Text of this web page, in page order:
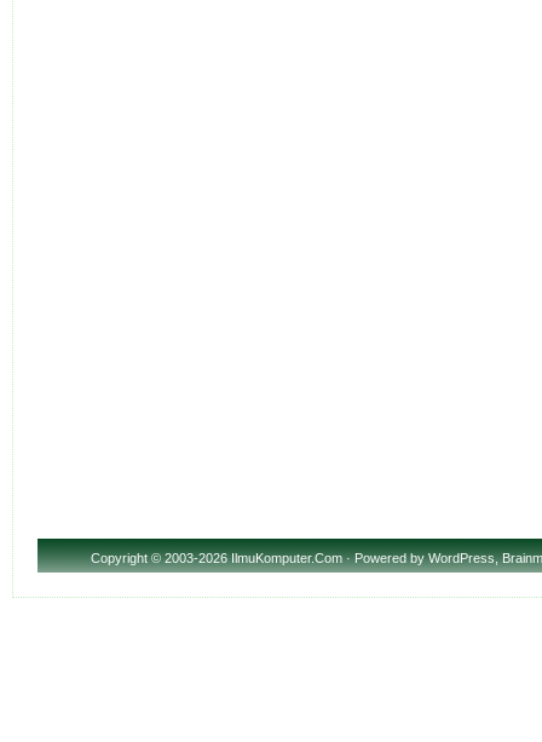
Copyright© 2003-2026 IlmuKomputer.Com · Powered byWordPress,